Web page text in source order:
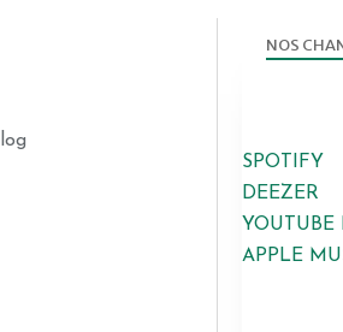
NOS
SPOTIFY
DEEZER
YOUTUBE
APPLE